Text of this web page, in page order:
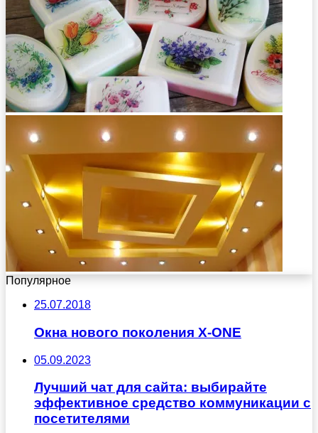
Популярное
25.07.2018
Окна нового поколения X-ONE
05.09.2023
Лучший чат для сайта: выбирайте
эффективное средство коммуникации с
посетителями